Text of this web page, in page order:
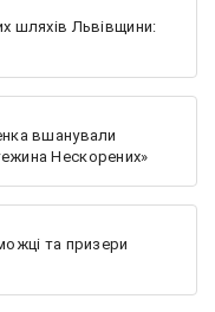
шляхів Львівщини:
вшанували
Нескорених»
та призери